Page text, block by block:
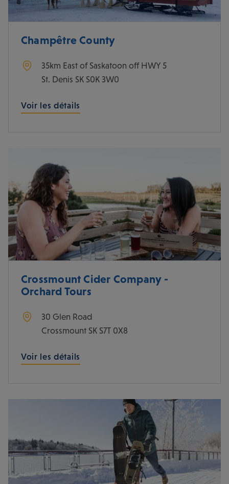
Champêtre County
35km East of Saskatoon off HWY 5
St. Denis SK S0K 3W0
Voir les détails
Crossmount Cider Company -
Orchard Tours
30 Glen Road
Crossmount SK S7T 0X8
Voir les détails